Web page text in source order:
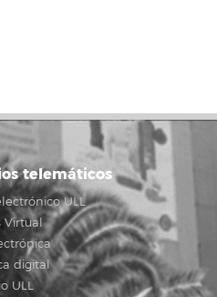
telemáticos
ULL
Virtual
digital
ULL